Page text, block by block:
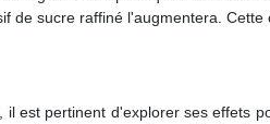
de sucre raffiné l'augmentera.
est pertinent d'explorer ses effets